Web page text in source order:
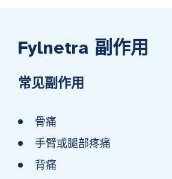
Fylnetra 副作用
常见副作用
骨痛
手臂或腿部疼痛
背痛